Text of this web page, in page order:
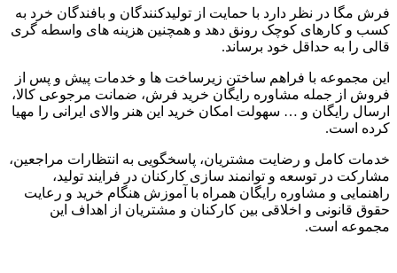
فرش مگا در نظر دارد با حمایت از تولیدکنندگان و بافندگان خرد به
کسب و کارهای کوچک رونق دهد و همچنین هزینه های واسطه گری
قالی را به حداقل خود برساند.
این مجموعه با فراهم ساختن زیرساخت ها و خدمات پیش و پس از
فروش از جمله مشاوره رایگان خرید فرش، ضمانت مرجوعی کالا،
ارسال رایگان و … سهولت امکان خرید این هنر والای ایرانی را مهیا
کرده است.
خدمات کامل و رضایت مشتریان، پاسخگویی به انتظارات مراجعین،
مشارکت در توسعه و توانمند سازی کارکنان در فرایند تولید،
راهنمایی و مشاوره رایگان همراه با آموزش هنگام خرید و رعایت
حقوق قانونی و اخلاقی بین کارکنان و مشتریان از اهداف این
مجموعه است.